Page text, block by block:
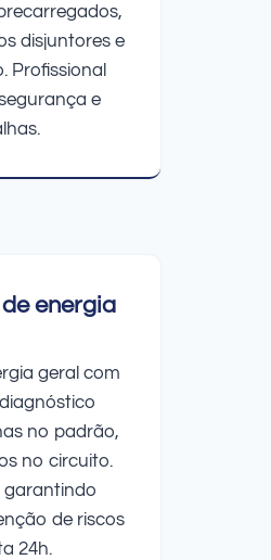
disjuntores e
Profissional
e
energia
geral com
no padrão,
no circuito.
garantindo
de riscos
24h.